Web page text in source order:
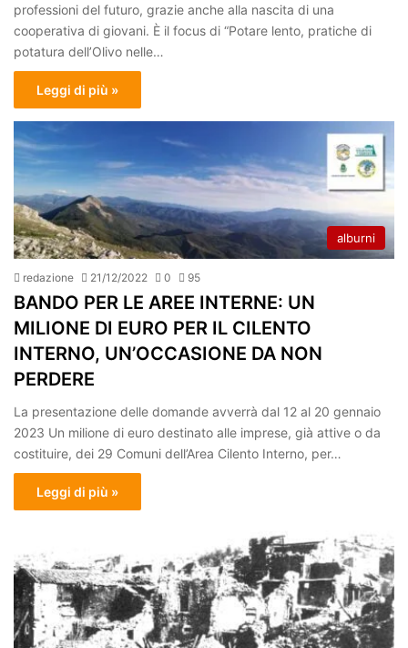
professioni del futuro, grazie anche alla nascita di una
cooperativa di giovani. È il focus di “Potare lento, pratiche di
potatura dell’Olivo nelle…
Leggi di più »
alburni
redazione 21/12/2022 0 95
BANDO PER LE AREE INTERNE: UN
MILIONE DI EURO PER IL CILENTO
INTERNO, UN’OCCASIONE DA NON
PERDERE
La presentazione delle domande avverrà dal 12 al 20 gennaio
2023 Un milione di euro destinato alle imprese, già attive o da
costituire, dei 29 Comuni dell’Area Cilento Interno, per…
Leggi di più »